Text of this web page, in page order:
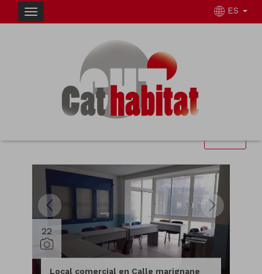
ES
INMUEBLES EN VENTA EN FIGUERES
Filtrar Ordenar
2 inmuebles en total
22
Local comercial en Calle marignane